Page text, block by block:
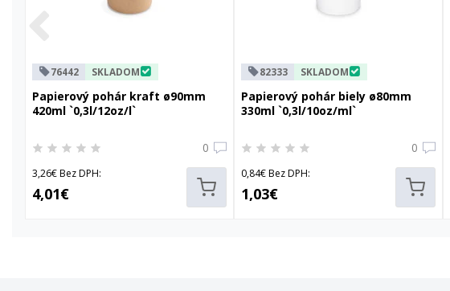
76442 SKLADOM
Papierový pohár kraft ø90mm
420ml `0,3l/12oz/l`
0
3,26€ Bez DPH:
4,01€
82333 SKLADOM
Papierový pohár biely ø80mm
330ml `0,3l/10oz/ml`
0
0,84€ Bez DPH:
1,03€